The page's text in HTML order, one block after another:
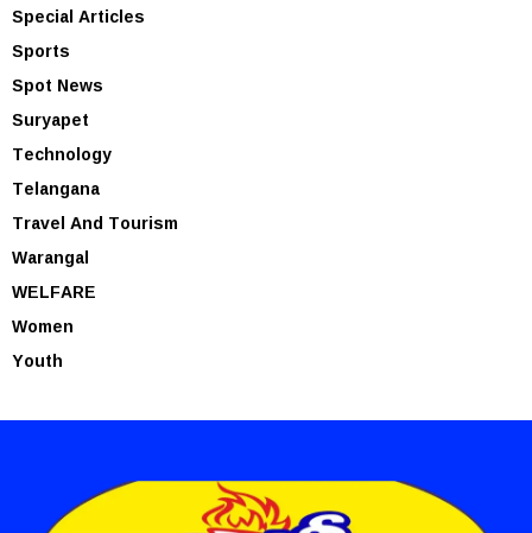
Special Articles
Sports
Spot News
Suryapet
Technology
Telangana
Travel And Tourism
Warangal
WELFARE
Women
Youth